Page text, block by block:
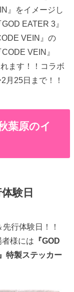
』をイメージし
EATER 3』
VEIN』の
VEIN』
ます！！コラボ
月25日まで！！
葉原のイ
験日
行体験日！！
様には 『GOD
特製ステッカー